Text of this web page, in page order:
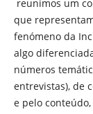
reunimos um
que
fenómeno da
algo
números
entrevistas), de
e pelo